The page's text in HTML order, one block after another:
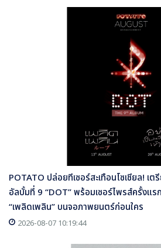
POTATO ปล่อยทีเซอร์สะเทือนโซเชียล! เต
อัลบั้มที่ 9 “DOT” พร้อมเซอร์ไพรส์ครั้งแ
“เพลิดเพลิน” บนจอภาพยนตร์ก่อนใคร
2026-08-07 10:19:44